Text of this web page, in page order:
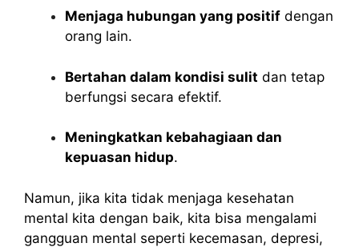
Menjaga hubungan yang positif dengan
orang lain.
Bertahan dalam kondisi sulit dan tetap
berfungsi secara efektif.
Meningkatkan kebahagiaan dan
kepuasan hidup.
Namun, jika kita tidak menjaga kesehatan
mental kita dengan baik, kita bisa mengalami
gangguan mental seperti kecemasan, depresi,